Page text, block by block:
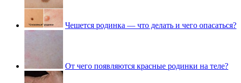
Чешется родинка — что делать и чего опасаться?
От чего появляются красные родинки на теле?